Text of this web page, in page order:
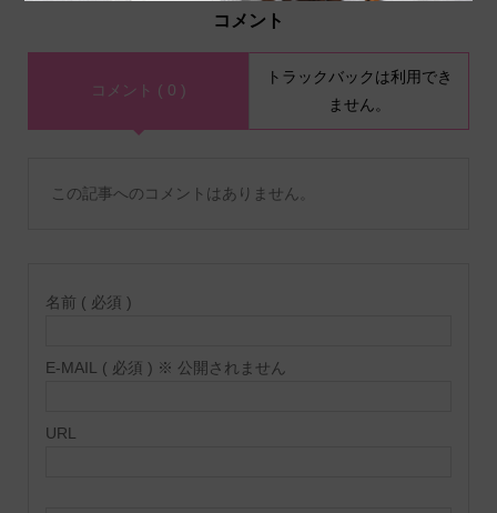
コメント
コメント ( 0 )
トラックバックは利用でき
ません。
この記事へのコメントはありません。
名前 ( 必須 )
E-MAIL ( 必須 ) ※ 公開されません
URL